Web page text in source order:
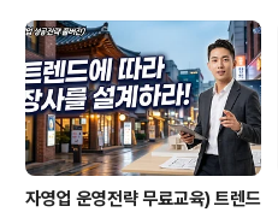
자영업 운영전략 무료교육) 트렌드